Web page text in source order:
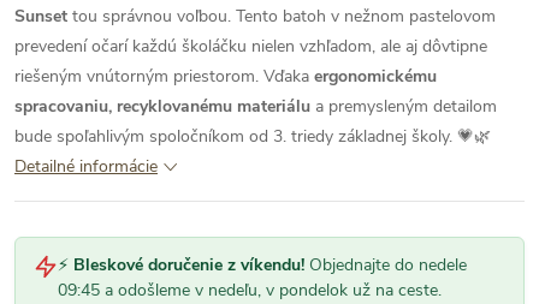
Sunset tou správnou voľbou. Tento batoh v nežnom pastelovom
prevedení očarí každú školáčku nielen vzhľadom, ale aj dôvtipne
riešeným vnútorným priestorom. Vďaka ergonomickému
spracovaniu, recyklovanému materiálu a premysleným detailom
bude spoľahlivým spoločníkom od 3. triedy základnej školy. 💗🌿
Detailné informácie
⚡ Bleskové doručenie z víkendu! Objednajte do nedele
09:45 a odošleme v nedeľu, v pondelok už na ceste.